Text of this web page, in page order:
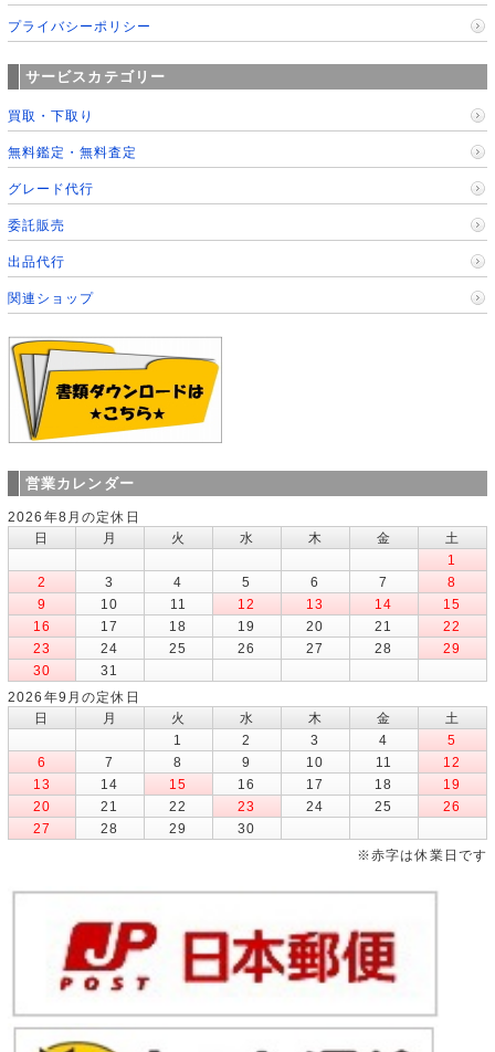
プライバシーポリシー
サービスカテゴリー
買取・下取り
無料鑑定・無料査定
グレード代行
委託販売
出品代行
関連ショップ
営業カレンダー
2026年8月の定休日
日
月 火 水 木 金
土
1
2
3 4 5 6 7
8
9
10 11 12 13 14
15
16
17 18 19 20 21
22
23
24 25 26 27 28
29
30
31
2026年9月の定休日
日
月 火 水 木 金
土
1
2 3 4
5
6
7 8 9 10 11
12
13
14 15 16 17 18
19
20
21 22 23 24 25
26
27
28 29
30
※赤字は休業日です